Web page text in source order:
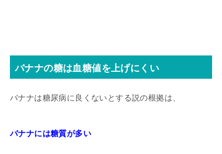
バナナの糖は血糖値を上げにくい
バナナは糖尿病に良くないとする説の根拠は、
バナナには糖質が多い